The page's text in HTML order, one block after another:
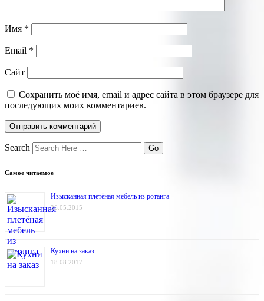
Имя *
Email *
Сайт
Сохранить моё имя, email и адрес сайта в этом браузере для
последующих моих комментариев.
Search
Самое читаемое
Изысканная плетёная мебель из ротанга
26.05.2015
Кухни на заказ
18.08.2017